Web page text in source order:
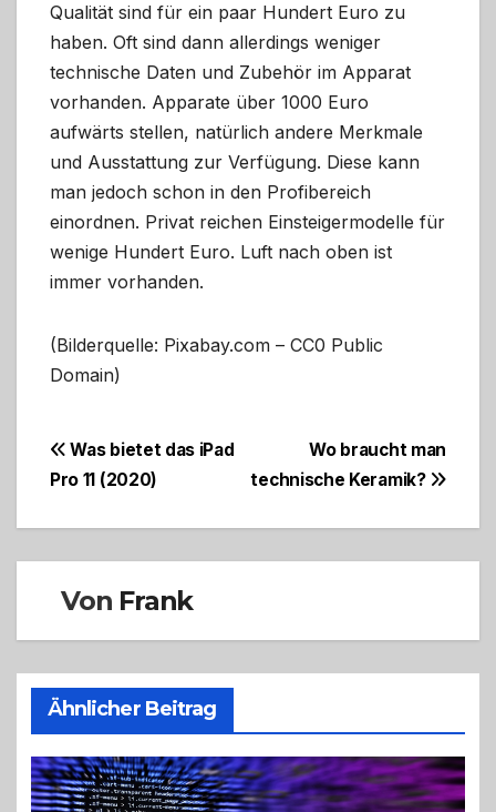
Qualität sind für ein paar Hundert Euro zu
haben. Oft sind dann allerdings weniger
technische Daten und Zubehör im Apparat
vorhanden. Apparate über 1000 Euro
aufwärts stellen, natürlich andere Merkmale
und Ausstattung zur Verfügung. Diese kann
man jedoch schon in den Profibereich
einordnen. Privat reichen Einsteigermodelle für
wenige Hundert Euro. Luft nach oben ist
immer vorhanden.
(Bilderquelle: Pixabay.com – CC0 Public
Domain)
BeitragsnavigationWo braucht man
technische Keramik?
Was bietet das iPad
Pro 11 (2020)
Von Frank
Ähnlicher Beitrag